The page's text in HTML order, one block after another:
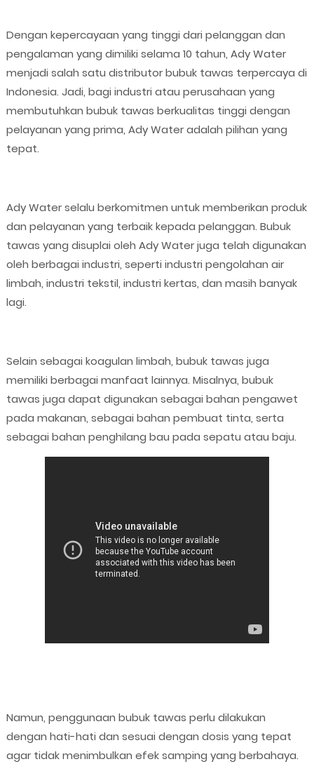
Dengan kepercayaan yang tinggi dari pelanggan dan
pengalaman yang dimiliki selama 10 tahun, Ady Water
menjadi salah satu distributor bubuk tawas terpercaya di
Indonesia. Jadi, bagi industri atau perusahaan yang
membutuhkan bubuk tawas berkualitas tinggi dengan
pelayanan yang prima, Ady Water adalah pilihan yang
tepat.
Ady Water selalu berkomitmen untuk memberikan produk
dan pelayanan yang terbaik kepada pelanggan. Bubuk
tawas yang disuplai oleh Ady Water juga telah digunakan
oleh berbagai industri, seperti industri pengolahan air
limbah, industri tekstil, industri kertas, dan masih banyak
lagi.
Selain sebagai koagulan limbah, bubuk tawas juga
memiliki berbagai manfaat lainnya. Misalnya, bubuk
tawas juga dapat digunakan sebagai bahan pengawet
pada makanan, sebagai bahan pembuat tinta, serta
sebagai bahan penghilang bau pada sepatu atau baju.
Namun, penggunaan bubuk tawas perlu dilakukan
dengan hati-hati dan sesuai dengan dosis yang tepat
agar tidak menimbulkan efek samping yang berbahaya.